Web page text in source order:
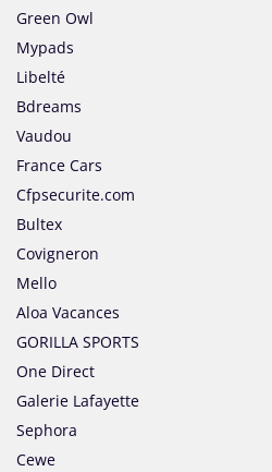
Green Owl
Mypads
Libelté
Bdreams
Vaudou
France Cars
Cfpsecurite.com
Bultex
Covigneron
Mello
Aloa Vacances
GORILLA SPORTS
One Direct
Galerie Lafayette
Sephora
Cewe